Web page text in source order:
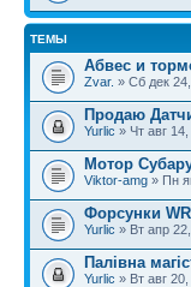
ТЕМЫ
Абвес и
Zvar. » Сб дек
Продаю
Yurlic » Чт авг
Мотор
Viktor-amg » Пн
Форсунки
Yurlic » Вт апр
Палівна
Yurlic » Вт авг